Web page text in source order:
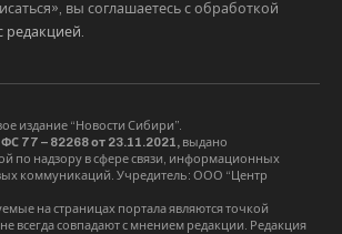
вы соглашаетесь с обработкой
редакцией.
издание “Новости Сибири”.
77 – 82268 от 23.11.2021, выдано
по надзору в сфере связи, информационных
коммуникаций. Учредитель: ООО “Центр
на страницах портала являются точкой
всегда совпадают с мнением редакции. Редакция